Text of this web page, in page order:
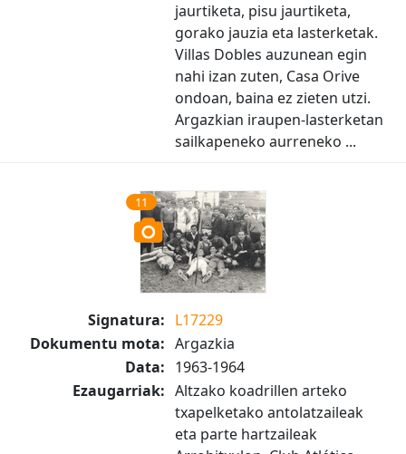
jaurtiketa, pisu jaurtiketa,
gorako jauzia eta lasterketak.
Villas Dobles auzunean egin
nahi izan zuten, Casa Orive
ondoan, baina ez zieten utzi.
Argazkian iraupen-lasterketan
sailkapeneko aurreneko ...
11
Signatura: L17229
Dokumentu mota: Argazkia
Data: 1963-1964
Ezaugarriak: Altzako koadrillen arteko
txapelketako antolatzaileak
eta parte hartzaileak